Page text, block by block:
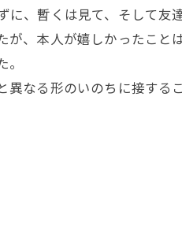
、暫くは見て、そして
、本人が嬉しかったこと
なる形のいのちに接する